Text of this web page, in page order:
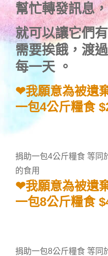
幫忙轉發訊息，
就可以讓它們
需要挨餓，渡
每一天 。
❤我願意為被遺
一包4公斤糧食
捐助一包4公斤糧食 等同
的食用
❤我願意為被遺
一包8公斤糧食
捐助一包8公斤糧食 等同